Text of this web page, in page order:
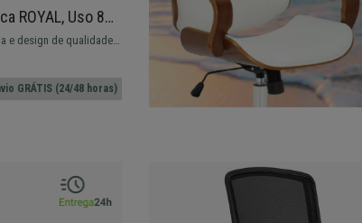
ROYAL, Uso 8H,
Design Moderno,
e design de qualidade.
em 24/48H!
GRÁTIS (24/48 horas)